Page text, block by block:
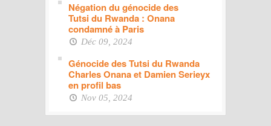
Négation du génocide des
Tutsi du Rwanda : Onana
condamné à Paris
Déc 09, 2024
Génocide des Tutsi du Rwanda
Charles Onana et Damien Serieyx
en profil bas
Nov 05, 2024